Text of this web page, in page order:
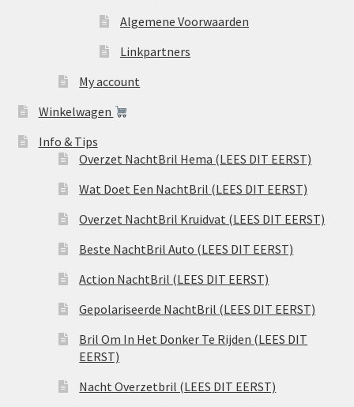
Algemene Voorwaarden
Linkpartners
My account
Winkelwagen
Info & Tips
Overzet NachtBril Hema (LEES DIT EERST)
Wat Doet Een NachtBril (LEES DIT EERST)
Overzet NachtBril Kruidvat (LEES DIT EERST)
Beste NachtBril Auto (LEES DIT EERST)
Action NachtBril (LEES DIT EERST)
Gepolariseerde NachtBril (LEES DIT EERST)
Bril Om In Het Donker Te Rijden (LEES DIT
EERST)
Nacht Overzetbril (LEES DIT EERST)